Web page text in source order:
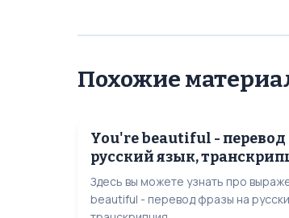
Похожие
You're beautiful -
русский язык,
Здесь вы можете узнать про
beautiful - перевод фразы на